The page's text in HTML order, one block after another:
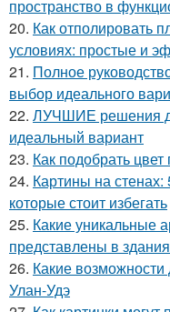
пространство в
20. Как отполировать
условиях: простые и
21. Полное
выбор идеального
22. ЛУЧШИЕ решения
идеальный вариант
23. Как подобрать
24. Картины на
которые стоит избегать
25. Какие уникальные
представлены в
26. Какие возможности
Улан-Удэ